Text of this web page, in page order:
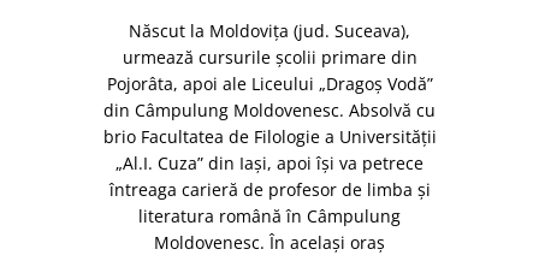
Născut la Moldovița (jud. Suceava),
urmează cursurile școlii primare din
Pojorâta, apoi ale Liceului „Dragoș Vodă”
din Câmpulung Moldovenesc. Absolvă cu
brio Facultatea de Filologie a Universității
„Al.I. Cuza” din Iași, apoi își va petrece
întreaga carieră de profesor de limba și
literatura română în Câmpulung
Moldovenesc. În același oraș